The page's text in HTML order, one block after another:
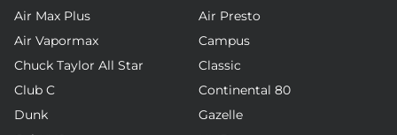
Air Max Plus
Air Presto
Air Vapormax
Campus
Chuck Taylor All Star
Classic
Club C
Continental 80
Dunk
Gazelle